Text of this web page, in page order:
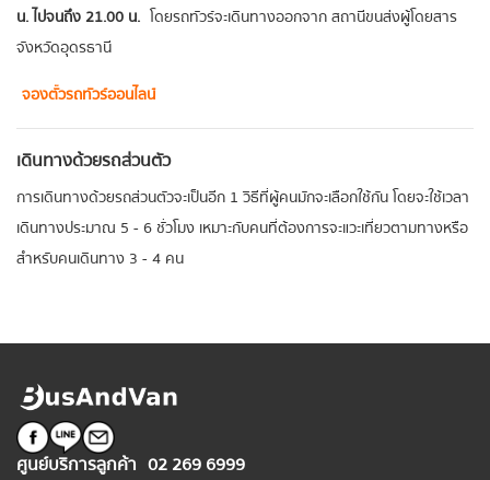
น. ไปจนถึง 21.00 น. โดยรถทัวร์จะเดินทางออกจาก สถานีขนส่งผู้โดยสาร
จังหวัดอุดรธานี
จองตั๋วรถทัวร์ออนไลน์
เดินทางด้วยรถส่วนตัว
การเดินทางด้วยรถส่วนตัวจะเป็นอีก 1 วิธีที่ผู้คนมักจะเลือกใช้กัน โดยจะใช้เวลา
เดินทางประมาณ 5 - 6 ชั่วโมง เหมาะกับคนที่ต้องการจะแวะเที่ยวตามทางหรือ
สำหรับคนเดินทาง 3 - 4 คน
ศูนย์บริการลูกค้า 02 269 6999